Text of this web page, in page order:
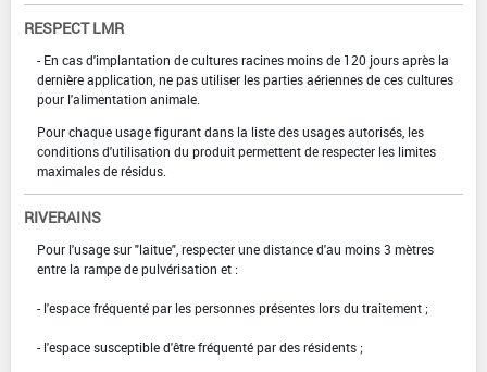
RESPECT LMR
- En cas d'implantation de cultures racines moins de 120 jours après la
dernière application, ne pas utiliser les parties aériennes de ces cultures
pour l'alimentation animale.
Pour chaque usage figurant dans la liste des usages autorisés, les
conditions d'utilisation du produit permettent de respecter les limites
maximales de résidus.
RIVERAINS
Pour l'usage sur "laitue", respecter une distance d'au moins 3 mètres
entre la rampe de pulvérisation et :
- l'espace fréquenté par les personnes présentes lors du traitement ;
- l'espace susceptible d'être fréquenté par des résidents ;